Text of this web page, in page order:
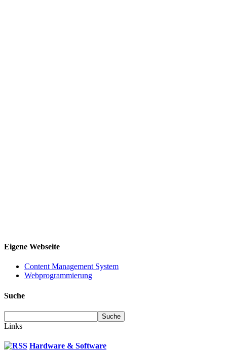
Eigene Webseite
Content Management System
Webprogrammierung
Suche
Links
Hardware & Software